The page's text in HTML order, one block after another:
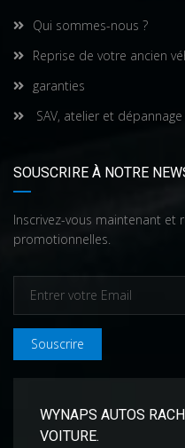
Qui sommes-nous ?
Reprise de votre ancien
garanties
SAV, atelier et dépannage
SOUSCRIRE À NOTRE
Inscrivez-vous maintenant et
promotionnelles.
Souscrire
WYNAPS AUTOS
VOITURE.